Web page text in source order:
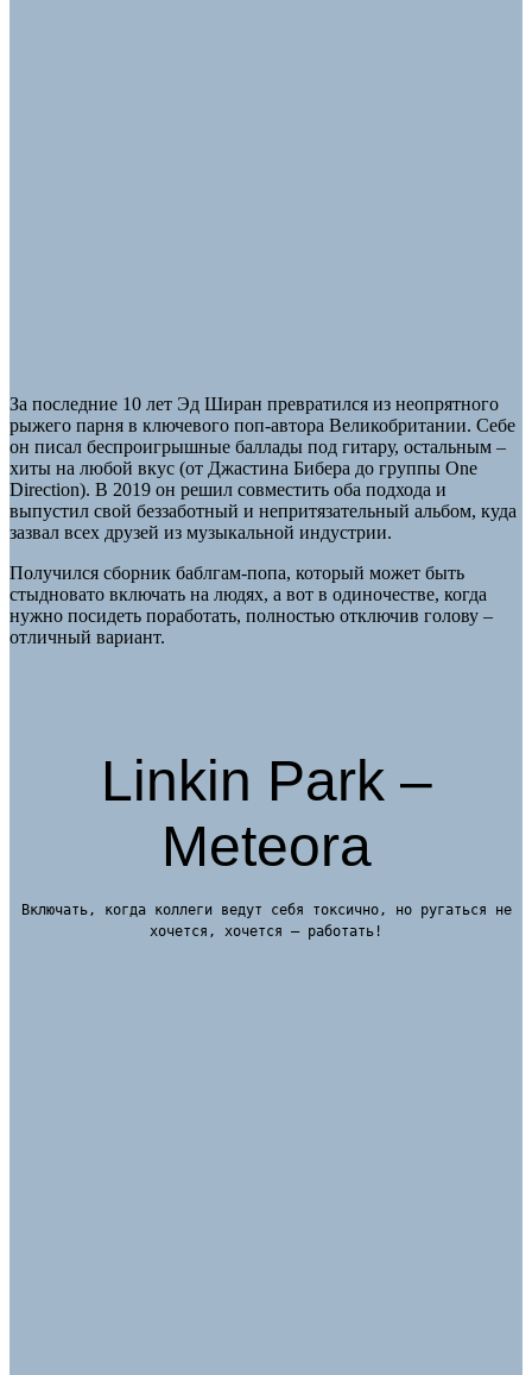
За последние 10 лет Эд Ширан превратился из неопрятного
рыжего парня в ключевого поп-автора Великобритании. Себе
он писал беспроигрышные баллады под гитару, остальным –
хиты на любой вкус (от Джастина Бибера до группы One
Direction). В 2019 он решил совместить оба подхода и
выпустил свой беззаботный и непритязательный альбом, куда
зазвал всех друзей из музыкальной индустрии.
Получился сборник баблгам-попа, который может быть
стыдновато включать на людях, а вот в одиночестве, когда
нужно посидеть поработать, полностью отключив голову –
отличный вариант.
Linkin Park –
Meteora
Включать, когда коллеги ведут себя токсично, но ругаться не
хочется, хочется – работать!